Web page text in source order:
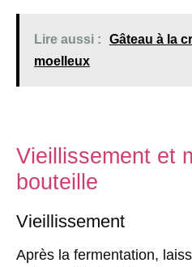
Lire aussi :
Gâteau à la
moelleux
Vieillissement et
bouteille
Vieillissement
Après la fermentation,